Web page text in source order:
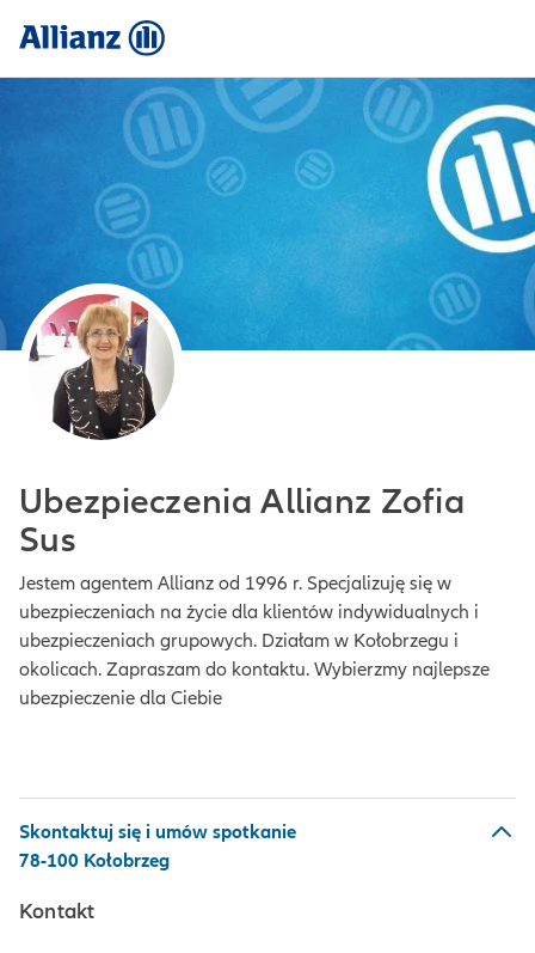
Ubezpieczenia Allianz Zofia
Sus
Jestem agentem Allianz od 1996 r. Specjalizuję się w
ubezpieczeniach na życie dla klientów indywidualnych i
ubezpieczeniach grupowych. Działam w Kołobrzegu i
okolicach. Zapraszam do kontaktu. Wybierzmy najlepsze
ubezpieczenie dla Ciebie
Skontaktuj się i umów spotkanie
78-100 Kołobrzeg
Kontakt